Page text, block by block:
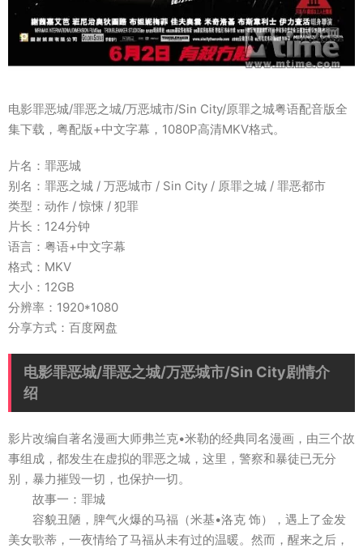
电影罪恶城/罪恶之城/万恶城市/Sin City/原罪之城粤语配音版全
集下载，粤配版+中文字幕，1080P高清MKV格式。
片名：罪恶城
别名：罪恶之城 / 万恶城市 / Sin City / 原罪之城 / 罪恶都市
类型：动作 / 惊悚 / 犯罪
片长：124分钟
语言：粤语+中文字幕
格式：MKV
大小：12GB
分辨率：1920*1080
分享方式：百度网盘
电影罪恶城/罪恶之城/万恶城市/Sin City剧情介
绍
影片改编自著名漫画大师弗兰克•米勒的经典同名漫画，由三个故
事组成，都发生在虚拟的罪恶之城，这里，警察和暴徒已无分
别，暴力摧毁一切，也保护一切。
故事一：罪城
容貌丑陋，脾气火爆的马福（米基•洛克 饰），遇上了金发
美女歌蒂，一夜情给了马福从未有过的温暖。然而，醒来之后，